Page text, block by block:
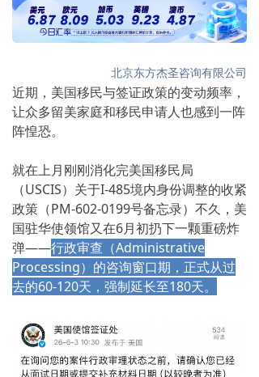
北京东方杰圣咨询有限公司
近期，美国移民与签证政策的变动频率，
让众多留美家庭和移民申请人也感到一阵
阵惶恐。
就在上月刚刚消化完美国移民局
（USCIS）关于I-485境内身份调整的收紧
政策（PM-602-0199号备忘录）不久，美
国驻华使领馆又在6月初扔下一颗重磅炸
弹——行政审查（Administrative
Processing）的咨询窗口期，正式从过
去的60-120天，强制延长至180天。